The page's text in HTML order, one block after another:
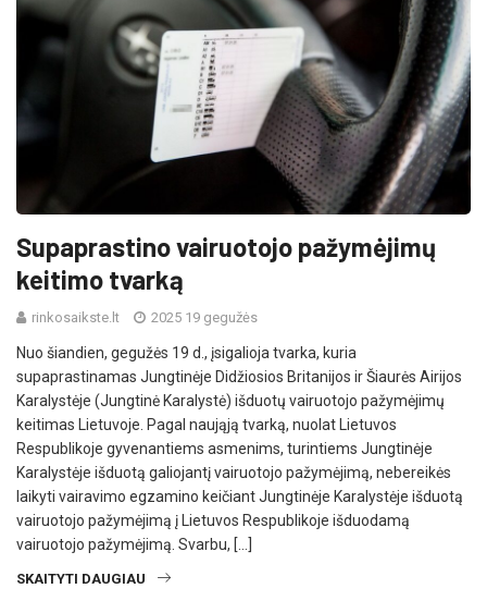
Supaprastino vairuotojo pažymėjimų
keitimo tvarką
rinkosaikste.lt 2025 19 gegužės
Nuo šiandien, gegužės 19 d., įsigalioja tvarka, kuria
supaprastinamas Jungtinėje Didžiosios Britanijos ir Šiaurės Airijos
Karalystėje (Jungtinė Karalystė) išduotų vairuotojo pažymėjimų
keitimas Lietuvoje. Pagal naująją tvarką, nuolat Lietuvos
Respublikoje gyvenantiems asmenims, turintiems Jungtinėje
Karalystėje išduotą galiojantį vairuotojo pažymėjimą, nebereikės
laikyti vairavimo egzamino keičiant Jungtinėje Karalystėje išduotą
vairuotojo pažymėjimą į Lietuvos Respublikoje išduodamą
vairuotojo pažymėjimą. Svarbu, […]
SKAITYTI DAUGIAU